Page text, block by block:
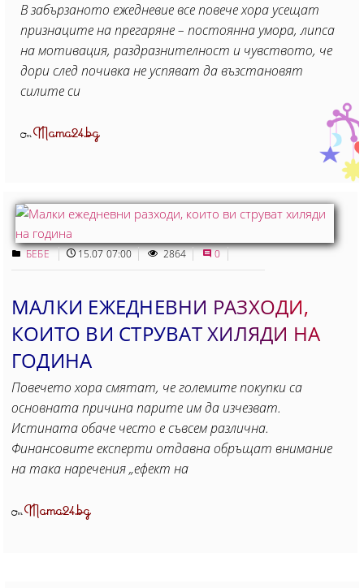
В забързаното ежедневие все повече хора усещат
признаците на прегаряне – постоянна умора, липса
на мотивация, раздразнителност и чувството, че
дори след почивка не успяват да възстановят
силите си
ОтMama24.bg
БЕБЕ 15.07 07:00 2864 0
МАЛКИ ЕЖЕДНЕВНИ РАЗХОДИ,
КОИТО ВИ СТРУВАТ ХИЛЯДИ НА
ГОДИНА
Повечето хора смятат, че големите покупки са
основната причина парите им да изчезват.
Истината обаче често е съвсем различна.
Финансовите експерти отдавна обръщат внимание
на така наречения „ефект на
ОтMama24.bg